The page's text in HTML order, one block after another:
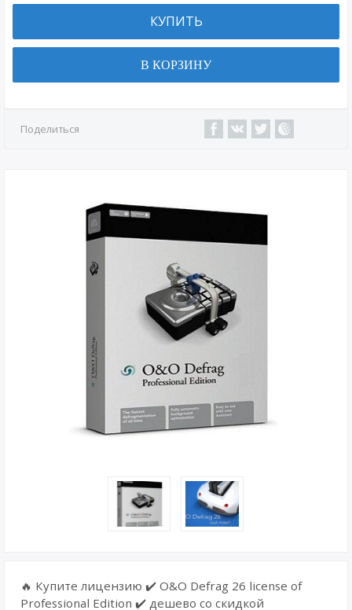
КУПИТЬ
В КОРЗИНУ
Поделиться
🔥 Купите лицензию ✔️ O&O Defrag 26 license of
Professional Edition ✔️ дешево со скидкой